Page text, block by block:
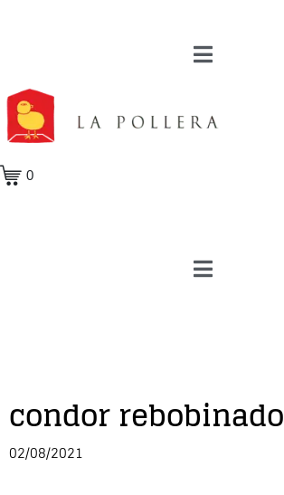
0
condor rebobinado
02/08/2021